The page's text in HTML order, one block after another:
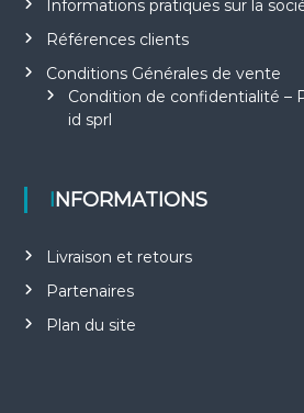
Informations pratiques sur la
Références clients
Conditions Générales de vente
Condition de confidentialité –
id sprl
INFORMATIONS
Livraison et retours
Partenaires
Plan du site